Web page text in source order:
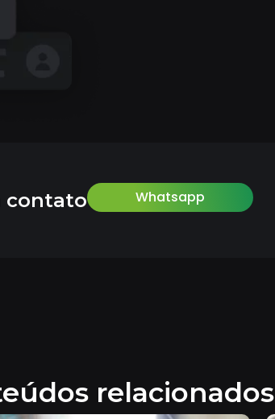
contato Whatsapp
relacionados